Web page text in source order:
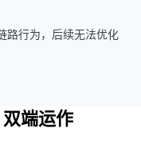
路行为，后续无法优化
端运作